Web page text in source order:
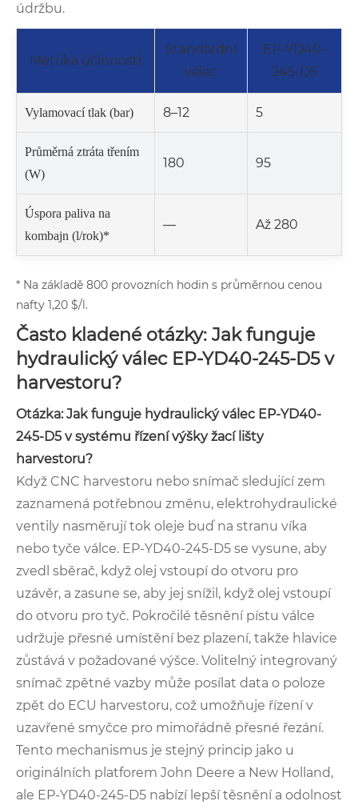
údržbu.
Metrika účinnosti
Standardní
válec
EP-YD40-
245-D5
Vylamovací tlak (bar) 8–12 5
Průměrná ztráta třením
(W)
180 95
Úspora paliva na
kombajn (l/rok)*
— Až 280
* Na základě 800 provozních hodin s průměrnou cenou
nafty 1,20 $/l.
Často kladené otázky: Jak funguje
hydraulický válec EP-YD40-245-D5 v
harvestoru?
Otázka: Jak funguje hydraulický válec EP-YD40-
245-D5 v systému řízení výšky žací lišty
harvestoru?
Když CNC harvestoru nebo snímač sledující zem
zaznamená potřebnou změnu, elektrohydraulické
ventily nasměrují tok oleje buď na stranu víka
nebo tyče válce. EP-YD40-245-D5 se vysune, aby
zvedl sběrač, když olej vstoupí do otvoru pro
uzávěr, a zasune se, aby jej snížil, když olej vstoupí
do otvoru pro tyč. Pokročilé těsnění pístu válce
udržuje přesné umístění bez plazení, takže hlavice
zůstává v požadované výšce. Volitelný integrovaný
snímač zpětné vazby může posílat data o poloze
zpět do ECU harvestoru, což umožňuje řízení v
uzavřené smyčce pro mimořádně přesné řezání.
Tento mechanismus je stejný princip jako u
originálních platforem John Deere a New Holland,
ale EP-YD40-245-D5 nabízí lepší těsnění a odolnost